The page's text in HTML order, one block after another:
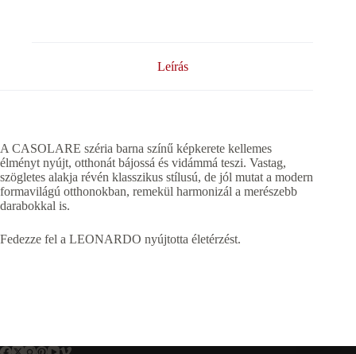
Leírás
A CASOLARE széria barna színű képkerete kellemes
élményt nyújt, otthonát bájossá és vidámmá teszi. Vastag,
szögletes alakja révén klasszikus stílusú, de jól mutat a modern
formavilágú otthonokban, remekül harmonizál a merészebb
darabokkal is.
Fedezze fel a LEONARDO nyújtotta életérzést.